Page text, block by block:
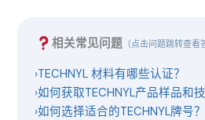
相关常见问题（点击问题跳转查看
›TECHNYL 材料有哪些认证？
›如何获取TECHNYL产品样品和
›如何选择适合的TECHNYL牌号？